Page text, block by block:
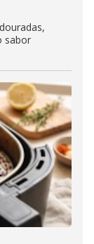
sabor